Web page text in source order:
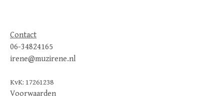
Contact
06-34824165
irene@muzirene.nl
KvK: 17261238
Voorwaarden